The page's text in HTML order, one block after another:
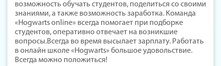
возможность обучать студентов, поделиться со своими
знаниями, а также возможность заработка. Команда
«Hogwarts online» всегда помогает при подборке
студентов, оперативно отвечает на возникшие
вопросы.Всегда во время высылает зарплату. Работать
в онлайн школе «Hogwarts» большое удовольствие.
Всегда можно положиться!